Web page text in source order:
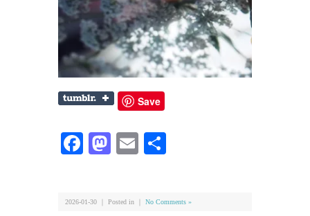
Save
Facebook
Mastodon
Email
2026-01-30 ｜ Posted in ｜ No Comments »